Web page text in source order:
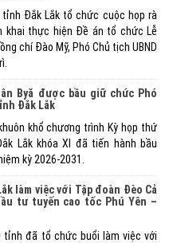
tỉnh Đắk Lắk tổ chức cuộc họp rà
khai thực hiện Đề án tổ chức Lễ
chí Đào Mỹ, Phó Chủ tịch UBND
Byă được bầu giữ chức Phó
Đắk Lắk
khổ chương trình Kỳ họp thứ
Lắk khóa XI đã tiến hành bầu
kỳ 2026-2031.
làm việc với Tập đoàn Đèo Cả
tư tuyến cao tốc Phú Yên –
tỉnh đã tổ chức buổi làm việc với